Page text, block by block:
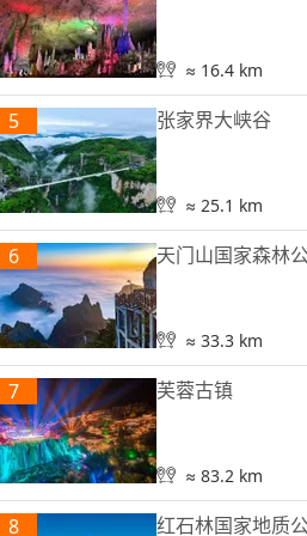
≈ 16.4 km
5 张家界大峡谷
≈ 25.1 km
6 天门山国家森林
≈ 33.3 km
7 芙蓉古镇
≈ 83.2 km
8 红石林国家地质